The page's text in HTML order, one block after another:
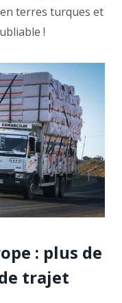
terres turques et
!
: plus de
trajet